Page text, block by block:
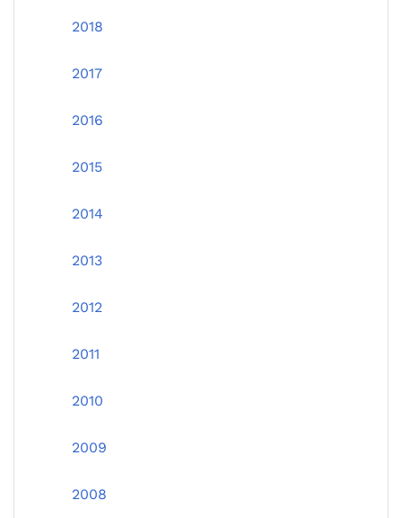
2018
2017
2016
2015
2014
2013
2012
2011
2010
2009
2008